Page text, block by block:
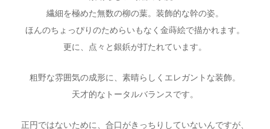
繊細を極めた無数の柳の葉。装飾的な幹の姿。
ほんのちょっぴりのためらいもなく金蒔絵で描かれます。
更に、点々と銀鋲が打たれています。
粗野な雰囲気の成形に、素晴らしくエレガントな装飾。
天才的なトータルバランスです。
正円ではないために、合口がきっちりしていないんですが、